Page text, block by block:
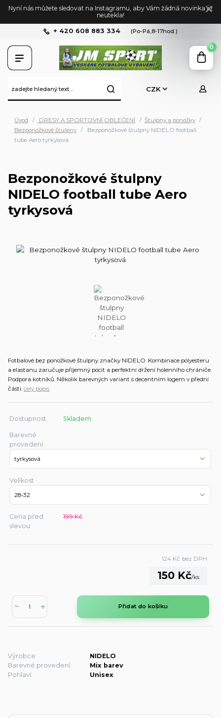
Nyní nás můžete sledovat na Instagramu, aby Vám žádná novinka již
neutekla!
CZK
+ 420 608 883 334 (Po-Pá,8-17hod.)
0
Úvod DRESY A SPORTOVNÍ OBLEČENÍ
Štulpny a ponožky
Bezponožkové štulpny
Bezponožkové štulpny NIDELO football
tube Aero tyrkysová
Bezponožkové štulpny
NIDELO football tube Aero
tyrkysová
Fotbalové bez ponožkové štulpny značky NIDELO. Kombinace polyesteru
a elastanu zaručuje příjemný pocit a perfektní držení holenního chrániče.
Podpora kotníků. Několik barevných variant s decentním logem v přední
části. celý popis
Dostupnost Skladem
Barevné
provedení
Velikost
Cena před
slevou
199 Kč
150 Kč/ks
124 Kč bez DPH
Přidat do košíku
Výrobce:
NIDELO
Barevné provedení:
Mix barev
Pohlaví:
Unisex